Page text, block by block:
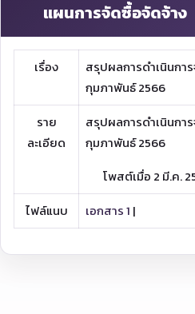
แผนการจัดซื้อจัดจ้าง
เรื่อง
สรุปผลการดำเนินกา
กุมภาพันธ์ 2566
ราย
ละเอียด
สรุปผลการดำเนินกา
กุมภาพันธ์ 2566
โพสต์เมื่อ 2 มี.ค.
ไฟล์แนบ
เอกสาร 1 |